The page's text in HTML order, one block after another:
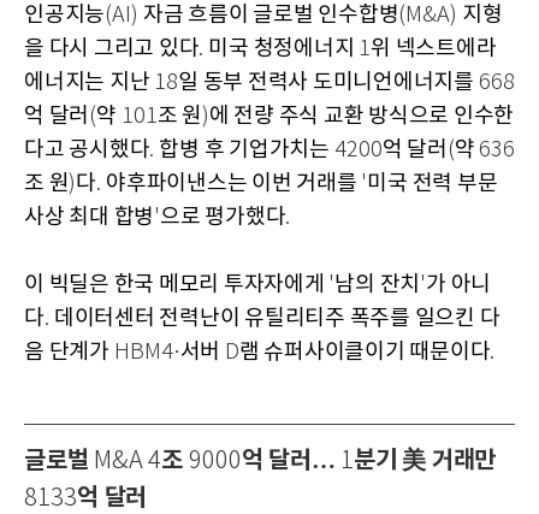
인공지능(AI) 자금 흐름이 글로벌 인수합병(M&A) 지형
을 다시 그리고 있다. 미국 청정에너지 1위 넥스트에라
에너지는 지난 18일 동부 전력사 도미니언에너지를 668
억 달러 (약 101조 원 )에 전량 주식 교환 방식으로 인수한
다고 공시했다. 합병 후 기업가치는 4200억 달러 (약 636
조 원)다. 야후파이낸스는 이번 거래를 '미국 전력 부문
사상 최대 합병'으로 평가했다.
이 빅딜은 한국 메모리 투자자에게 '남의 잔치 '가 아니
다. 데이터센터 전력난이 유틸리티주 폭주를 일으킨 다
음 단계가 HBM4·서버 D램 슈퍼사이클이기 때문이다.
글로벌 M&A 4조 9000억 달러… 1분기 美 거래만
8133억 달러